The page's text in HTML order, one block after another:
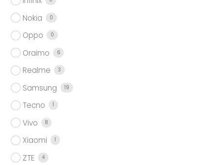
Nokia 0
Oppo 0
Oraimo 6
Realme 3
Samsung 19
Tecno 1
Vivo 8
Xiaomi 1
ZTE 4